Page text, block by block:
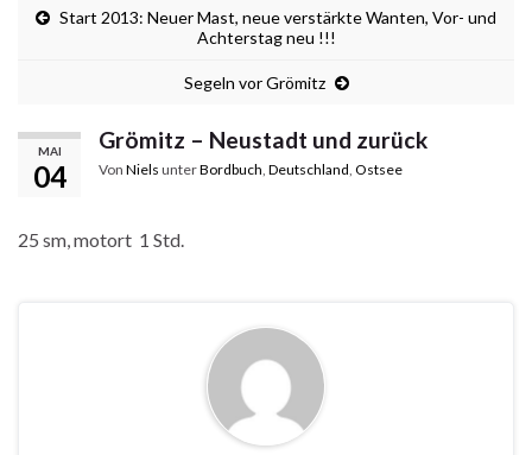
Start 2013: Neuer Mast, neue verstärkte Wanten, Vor- und
Achterstag neu !!!
Segeln vor Grömitz
MAI
04
Grömitz – Neustadt und zurück
Von Niels unterBordbuch Deutschland Ostsee
25 sm, motort 1 Std.